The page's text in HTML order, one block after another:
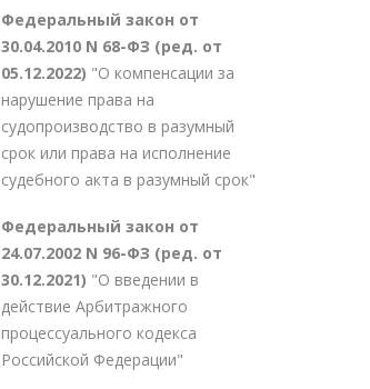
Федеральный закон от
30.04.2010 N 68-ФЗ (ред. от
05.12.2022) "О компенсации за
нарушение права на
судопроизводство в разумный
срок или права на исполнение
судебного акта в разумный срок"
Федеральный закон от
24.07.2002 N 96-ФЗ (ред. от
30.12.2021) "О введении в
действие Арбитражного
процессуального кодекса
Российской Федерации"